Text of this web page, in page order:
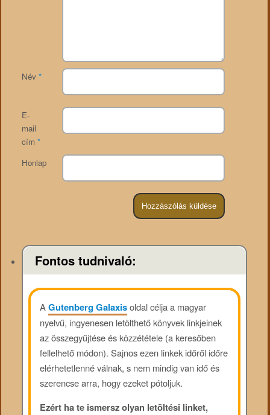
Név *
E-
mail
cím *
Honlap
Fontos tudnivaló:
AGutenberg Galaxisoldal célja a magyar
nyelvű, ingyenesen letölthető könyvek linkjeinek
az összegyűjtése és közzététele (a keresőben
fellelhető módon). Sajnos ezen linkek időről időre
elérhetetlenné válnak, s nem mindig van idő és
szerencse arra, hogy ezeket pótoljuk.
Ezért ha te ismersz olyan letöltési linket,